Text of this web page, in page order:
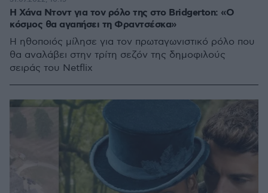
Η Χάνα Ντοντ για τον ρόλο της στο Bridgerton: «Ο
κόσμος θα αγαπήσει τη Φραντσέσκα»
Η ηθοποιός μίλησε για τον πρωταγωνιστικό ρόλο που
θα αναλάβει στην τρίτη σεζόν της δημοφιλούς
σειράς του Netflix